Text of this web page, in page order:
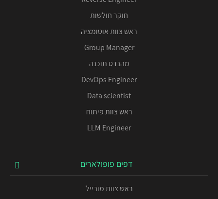
חוקר חולשות
ראש צוות אוטומציה
Group Manager
מהנדס תוכנה
DevOps Engineer
Data scientist
ראש צוות פיתוח
LLM Engineer
דפים פופולארים
ראש צוות מובייל